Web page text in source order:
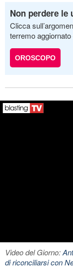
Non perdere le
Clicca
terremo
OROSCOPO
Video del Giorno:
di riconciliarsi con